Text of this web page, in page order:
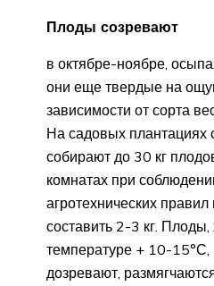
Плоды созревают
в октябре-ноябре,
они еще твердые на
зависимости от сорта
На садовых плантациях
собирают до 30 кг
комнатах при
агротехнических
составить 2-3 кг.
температуре + 10-15°С,
дозревают,